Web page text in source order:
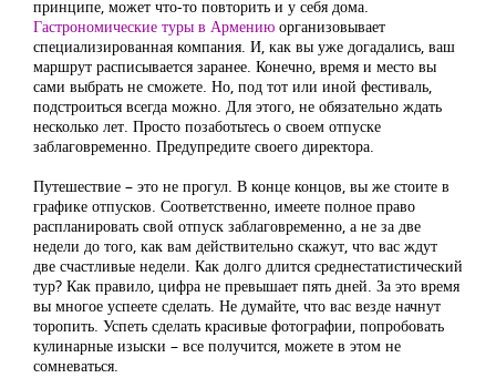
принципе, может что-то повторить и у себя дома.
Гастрономические туры в Армению организовывает
специализированная компания. И, как вы уже догадались, ваш
маршрут расписывается заранее. Конечно, время и место вы
сами выбрать не сможете. Но, под тот или иной фестиваль,
подстроиться всегда можно. Для этого, не обязательно ждать
несколько лет. Просто позаботьтесь о своем отпуске
заблаговременно. Предупредите своего директора.
Путешествие – это не прогул. В конце концов, вы же стоите в
графике отпусков. Соответственно, имеете полное право
распланировать свой отпуск заблаговременно, а не за две
недели до того, как вам действительно скажут, что вас ждут
две счастливые недели. Как долго длится среднестатистический
тур? Как правило, цифра не превышает пять дней. За это время
вы многое успеете сделать. Не думайте, что вас везде начнут
торопить. Успеть сделать красивые фотографии, попробовать
кулинарные изыски – все получится, можете в этом не
сомневаться.